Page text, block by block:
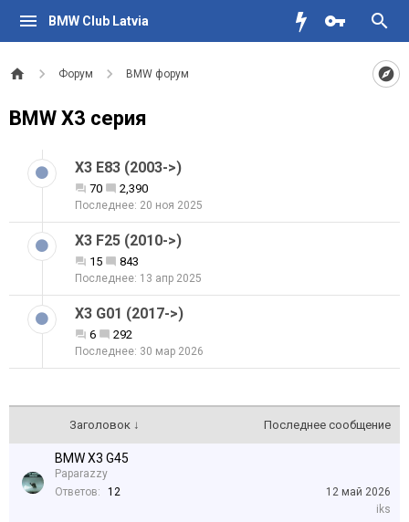
BMW Club Latvia
Форум BMW форум
BMW X3 серия
X3 E83 (2003->)
70 2,390
20 ноя 2025
X3 F25 (2010->)
15 843
13 апр 2025
X3 G01 (2017->)
6 292
30 мар 2026
Заголовок ↓ Последнее сообщение
BMW X3 G45
Paparazzy
Ответов:
12
12 май 2026
iks